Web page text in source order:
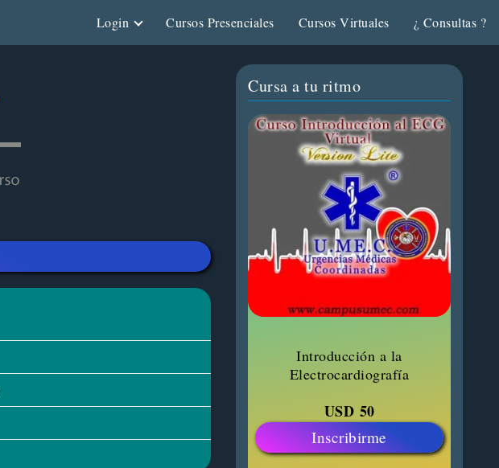
Login Cursos Presenciales Cursos Virtuales ¿ Consultas ?
Cursa a tu ritmo
Introducción a la
Electrocardiografía
USD 50
Inscribirme